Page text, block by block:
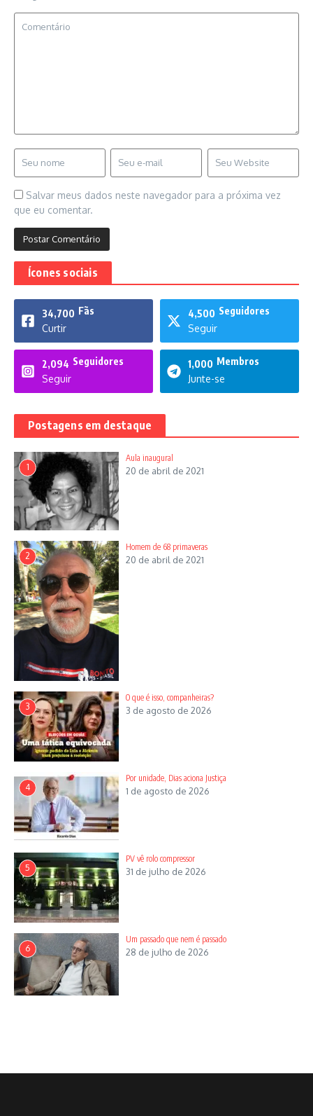
Salvar meus dados neste navegador para a próxima vez
que eu comentar.
Ícones sociais
34,700 Fãs
Curtir
4,500 Seguidores
Seguir
2,094 Seguidores
Seguir
1,000 Membros
Junte-se
Postagens em destaque
1
Aula inaugural
20 de abril de 2021
2
Homem de 68 primaveras
20 de abril de 2021
3
O que é isso, companheiras?
3 de agosto de 2026
4
Por unidade, Dias aciona Justiça
1 de agosto de 2026
5
PV vê rolo compressor
31 de julho de 2026
6
Um passado que nem é passado
28 de julho de 2026